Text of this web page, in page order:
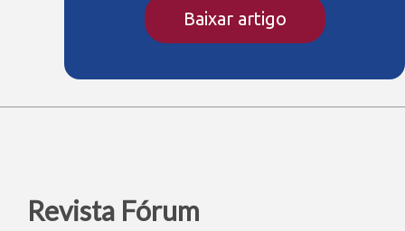
Baixar artigo
Revista Fórum